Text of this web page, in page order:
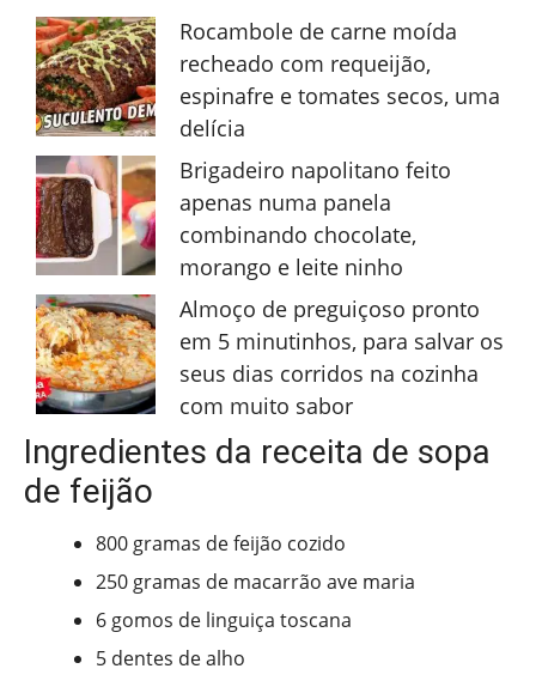
Rocambole de carne moída
recheado com requeijão,
espinafre e tomates secos, uma
delícia
Brigadeiro napolitano feito
apenas numa panela
combinando chocolate,
morango e leite ninho
Almoço de preguiçoso pronto
em 5 minutinhos, para salvar os
seus dias corridos na cozinha
com muito sabor
Ingredientes da receita de sopa
de feijão
800 gramas de feijão cozido
250 gramas de macarrão ave maria
6 gomos de linguiça toscana
5 dentes de alho